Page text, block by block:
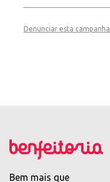
Denunciar esta campanha
Bem mais que